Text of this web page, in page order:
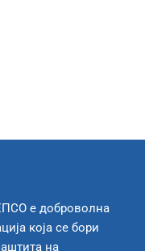
е доброволна
која се бори
на